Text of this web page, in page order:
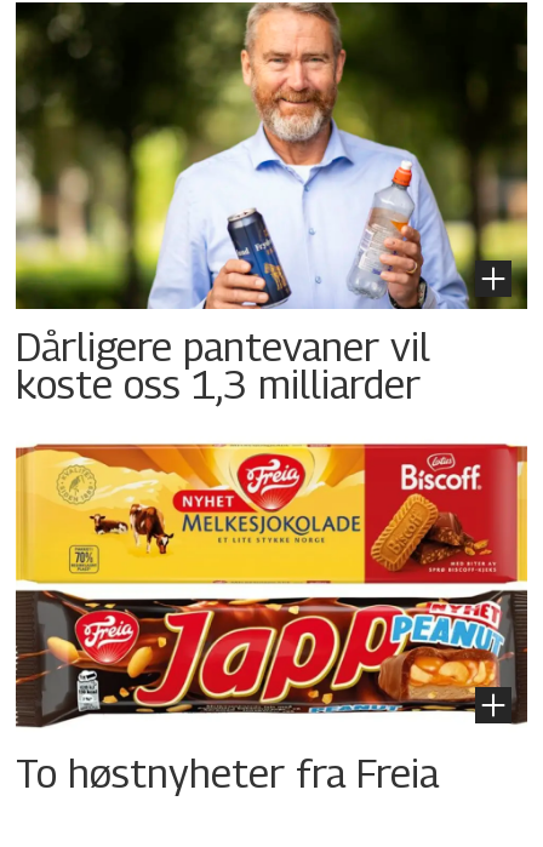
Dårligere pantevaner vil
koste oss 1,3 milliarder
To høstnyheter fra Freia